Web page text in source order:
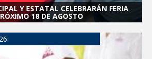
Y ESTATAL CELEBRARÁN FERIA
18 DE AGOSTO